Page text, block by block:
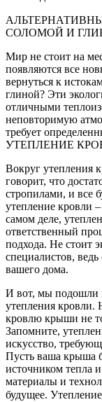
СОЛОМОЙ И
Мир не стоит на
появляются все
вернуться к
глиной? Эти
отличными
неповторимую
требует
УТЕПЛЕНИЕ
Вокруг утепления
говорит, что
стропилами, и все
утепление кровли
самом деле,
ответственный
подхода. Не стоит
специалистов,
вашего дома.
И вот, мы подошли
утепления кровли.
кровлю крыши не
Запомните,
искусство,
Пусть ваша крыша
источником тепла
материалы и
будущее.